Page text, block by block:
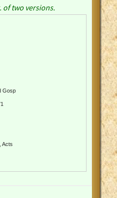
of two versions.
Gosp
Acts